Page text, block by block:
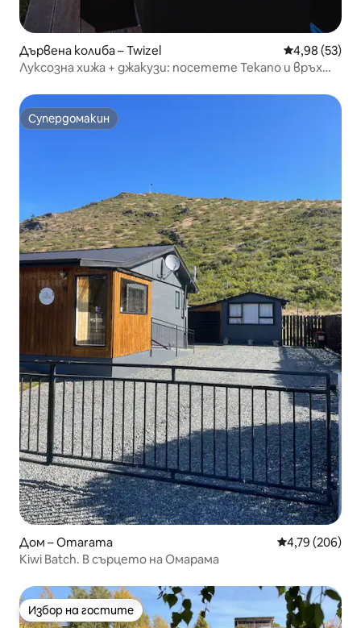
Дървена колиба – Twizel Средна
4,98 (53)
Луксозна хижа + джакузи: посетете Текапо и връх
Супердомакин
Супердомакин
Дом – Omarama Средна
4,79 (206)
Kiwi Batch. В сърцето на Омарама
Избор на гостите
Избор на гостите